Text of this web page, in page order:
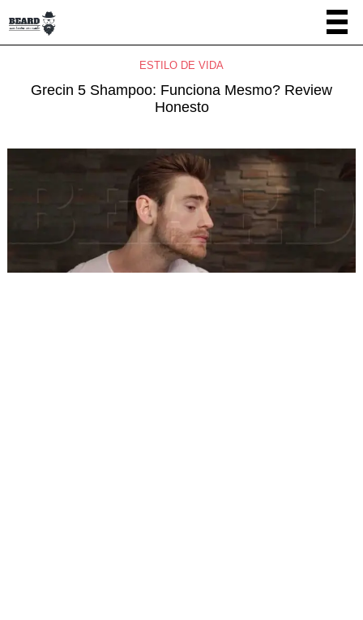
ESTILO DE VIDA
Grecin 5 Shampoo: Funciona Mesmo? Review
Honesto